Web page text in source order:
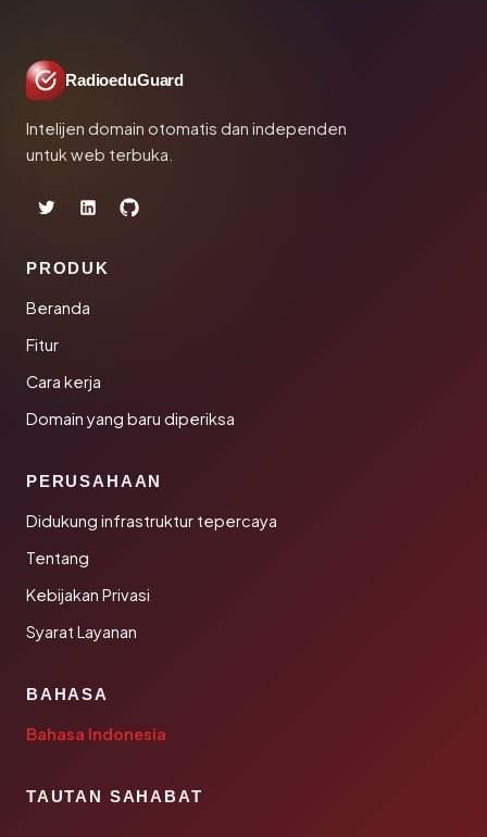
RadioeduGuard
Intelijen domain otomatis dan independen
untuk web terbuka.
PRODUK
Beranda
Fitur
Cara kerja
Domain yang baru diperiksa
PERUSAHAAN
Didukung infrastruktur tepercaya
Tentang
Kebijakan Privasi
Syarat Layanan
BAHASA
Bahasa Indonesia
TAUTAN SAHABAT